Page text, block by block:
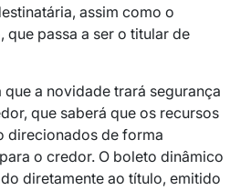
assim como o
que passa a ser o titular de
que a novidade trará segurança
que saberá que os recursos
direcionados de forma
o credor. O boleto dinâmico
diretamente ao título, emitido